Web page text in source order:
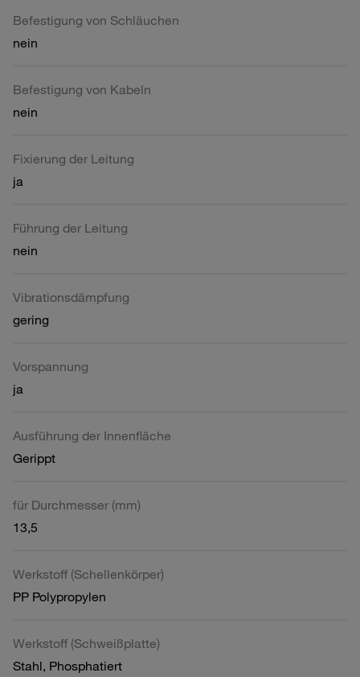
Befestigung von Schläuchen
nein
Befestigung von Kabeln
nein
Fixierung der Leitung
ja
Führung der Leitung
nein
Vibrationsdämpfung
gering
Vorspannung
ja
Ausführung der Innenfläche
Gerippt
für Durchmesser (mm)
13,5
Werkstoff (Schellenkörper)
PP Polypropylen
Werkstoff (Schweißplatte)
Stahl, Phosphatiert